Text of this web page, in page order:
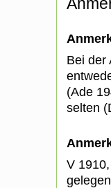
Bei der
(Ade
selten
V